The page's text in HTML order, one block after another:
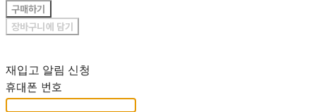
구매하기
장바구니에 담기
재입고 알림 신청
휴대폰 번호